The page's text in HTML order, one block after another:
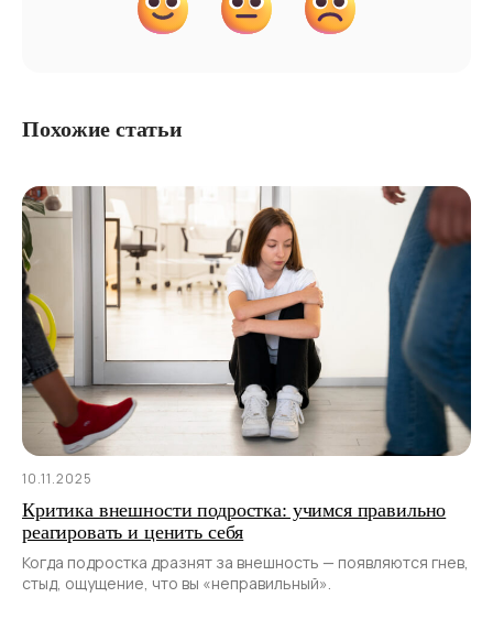
Похожие статьи
10.11.2025
Критика внешности подростка: учимся правильно
реагировать и ценить себя
Когда подростка дразнят за внешность — появляются гнев,
стыд, ощущение, что вы «неправильный».